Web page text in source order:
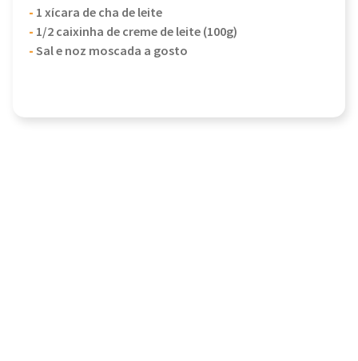
- 1 xícara de cha de leite
- 1/2 caixinha de creme de leite (100g)
-Sal e noz moscada a gosto